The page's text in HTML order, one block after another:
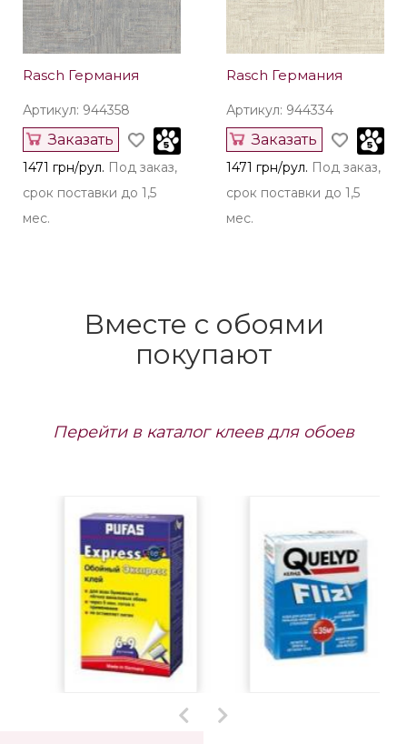
Rasch Германия
Артикул: 944358
Заказать
1471 грн/рул. Под заказ,
срок поставки до 1,5
мес.
Rasch Германия
Артикул: 944334
Заказать
1471 грн/рул. Под заказ,
срок поставки до 1,5
мес.
Вместе с обоями
покупают
Перейти в каталог клеев для обоев